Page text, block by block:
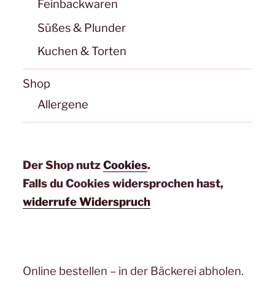
Feinbackwaren
Süßes & Plunder
Kuchen & Torten
Shop
Allergene
Der Shop nutzCookies.
Falls du Cookies widersprochen hast,
widerrufe Widerspruch
Online bestellen – in der Bäckerei abholen.